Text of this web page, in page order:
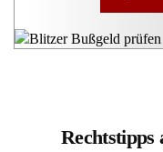
Rechtstipps